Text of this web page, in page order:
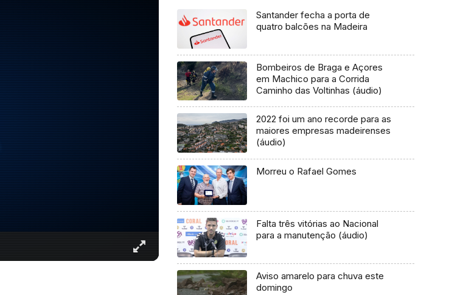
Santander fecha a porta de
quatro balcões na Madeira
Bombeiros de Braga e Açores
em Machico para a Corrida
Caminho das Voltinhas (áudio)
2022 foi um ano recorde para as
maiores empresas madeirenses
(áudio)
Morreu o Rafael Gomes
Falta três vitórias ao Nacional
para a manutenção (áudio)
Aviso amarelo para chuva este
domingo